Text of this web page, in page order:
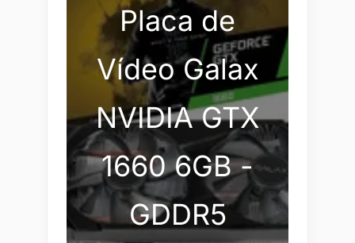
Placa de
Vídeo Galax
NVIDIA GTX
1660 6GB -
GDDR5